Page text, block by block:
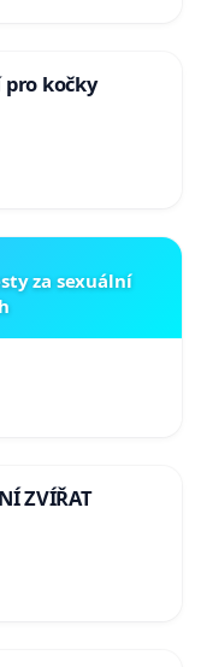
kočky
za sexuální
ZVÍŘAT